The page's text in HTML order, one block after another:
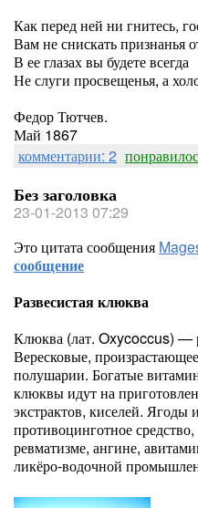
Как перед ней ни гнитесь,
Вам не снискать признанья
В ее глазах вы будете всегда
Не слуги просвещенья, а
Федор Тютчев.
Май 1867
комментарии: 2
Без заголовка
23-01-2013 07:29
Это цитата сообщения
сообщение
Развесистая клюква
Клюква (лат. Oxycoccus) —
Вересковые,
полушарии. Богатые
клюквы идут на
экстрактов, киселей. Ягоды
противоцинготное
ревматизме, ангине,
ликёро-водочной